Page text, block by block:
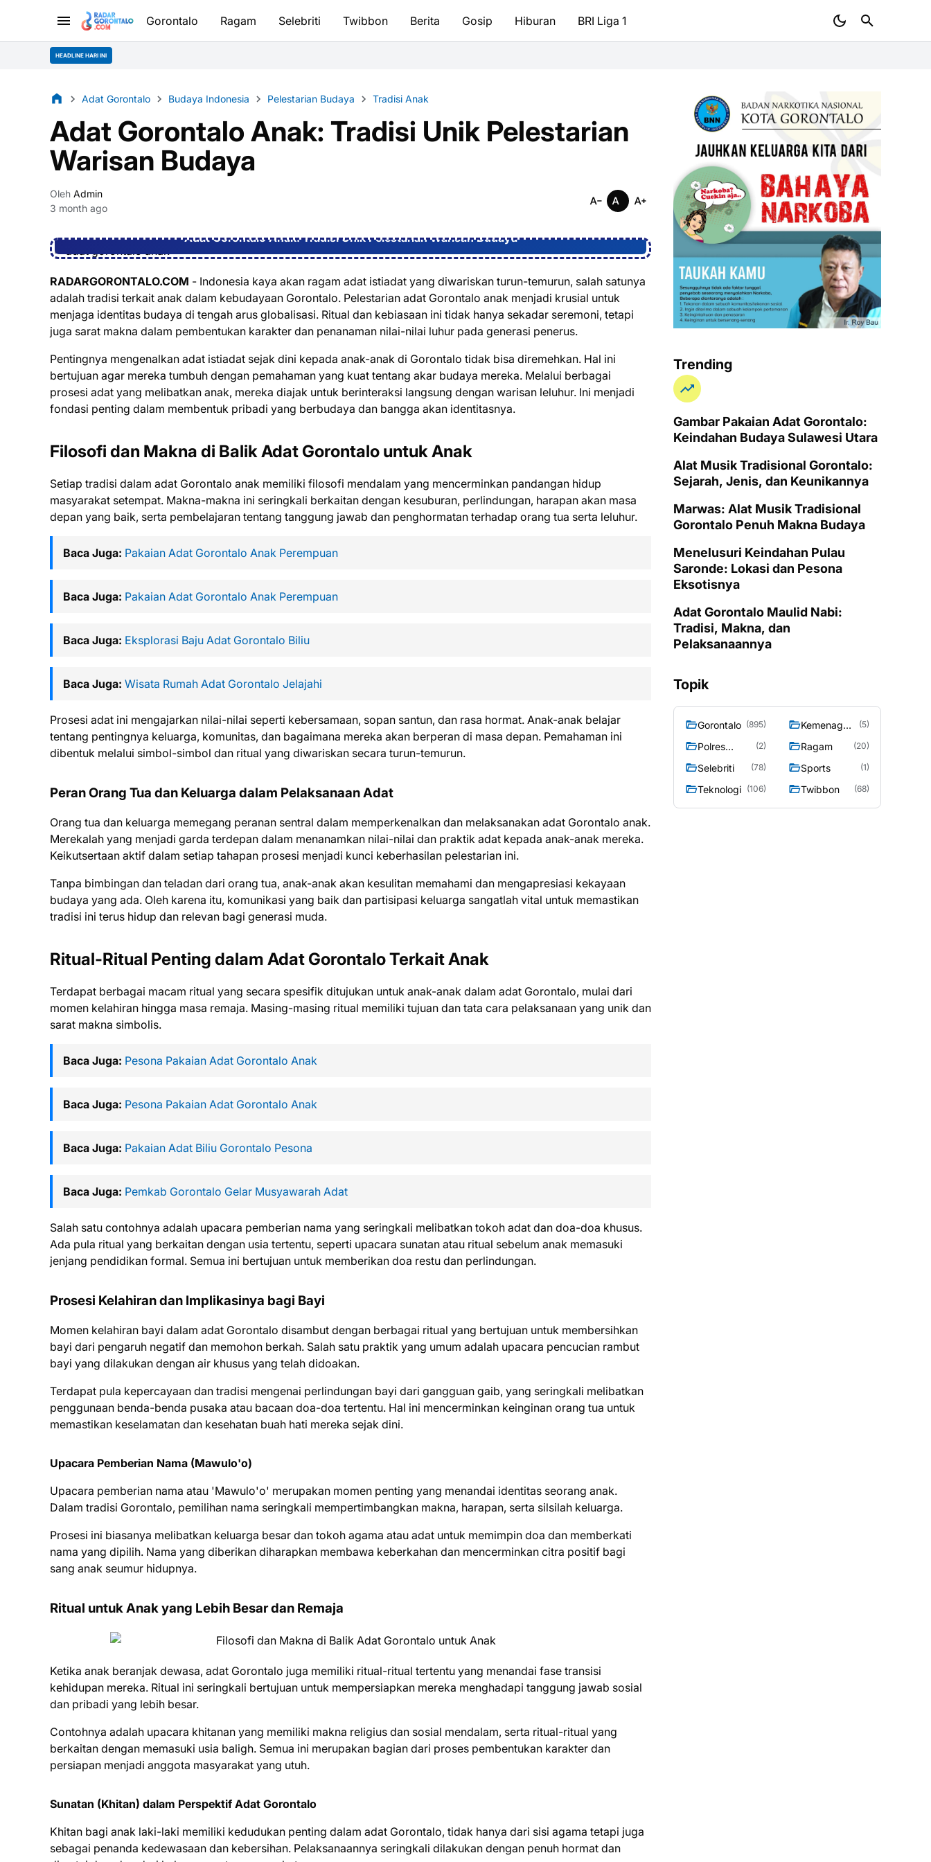
Gorontalo Ragam Selebriti Twibbon Berita Gosip Hiburan BRI Liga 1
HEADLINE HARI INI
Adat Gorontalo Budaya Indonesia Pelestarian Budaya Tradisi Anak
Adat Gorontalo Anak: Tradisi Unik Pelestarian
Warisan Budaya
Oleh Admin
3 month ago
Adat Gorontalo Anak: Tradisi Unik Pelestarian Warisan Budaya
RADARGORONTALO.COM - Indonesia kaya akan ragam adat istiadat yang diwariskan turun-temurun, salah satunya
adalah tradisi terkait anak dalam kebudayaan Gorontalo. Pelestarian adat Gorontalo anak menjadi krusial untuk
menjaga identitas budaya di tengah arus globalisasi. Ritual dan kebiasaan ini tidak hanya sekadar seremoni, tetapi
juga sarat makna dalam pembentukan karakter dan penanaman nilai-nilai luhur pada generasi penerus.
Pentingnya mengenalkan adat istiadat sejak dini kepada anak-anak di Gorontalo tidak bisa diremehkan. Hal ini
bertujuan agar mereka tumbuh dengan pemahaman yang kuat tentang akar budaya mereka. Melalui berbagai
prosesi adat yang melibatkan anak, mereka diajak untuk berinteraksi langsung dengan warisan leluhur. Ini menjadi
fondasi penting dalam membentuk pribadi yang berbudaya dan bangga akan identitasnya.
Filosofi dan Makna di Balik Adat Gorontalo untuk Anak
Setiap tradisi dalam adat Gorontalo anak memiliki filosofi mendalam yang mencerminkan pandangan hidup
masyarakat setempat. Makna-makna ini seringkali berkaitan dengan kesuburan, perlindungan, harapan akan masa
depan yang baik, serta pembelajaran tentang tanggung jawab dan penghormatan terhadap orang tua serta leluhur.
Baca Juga: Pakaian Adat Gorontalo Anak Perempuan
Baca Juga: Pakaian Adat Gorontalo Anak Perempuan
Baca Juga: Eksplorasi Baju Adat Gorontalo Biliu
Baca Juga: Wisata Rumah Adat Gorontalo Jelajahi
Prosesi adat ini mengajarkan nilai-nilai seperti kebersamaan, sopan santun, dan rasa hormat. Anak-anak belajar
tentang pentingnya keluarga, komunitas, dan bagaimana mereka akan berperan di masa depan. Pemahaman ini
dibentuk melalui simbol-simbol dan ritual yang diwariskan secara turun-temurun.
Peran Orang Tua dan Keluarga dalam Pelaksanaan Adat
Orang tua dan keluarga memegang peranan sentral dalam memperkenalkan dan melaksanakan adat Gorontalo anak.
Merekalah yang menjadi garda terdepan dalam menanamkan nilai-nilai dan praktik adat kepada anak-anak mereka.
Keikutsertaan aktif dalam setiap tahapan prosesi menjadi kunci keberhasilan pelestarian ini.
Tanpa bimbingan dan teladan dari orang tua, anak-anak akan kesulitan memahami dan mengapresiasi kekayaan
budaya yang ada. Oleh karena itu, komunikasi yang baik dan partisipasi keluarga sangatlah vital untuk memastikan
tradisi ini terus hidup dan relevan bagi generasi muda.
Ritual-Ritual Penting dalam Adat Gorontalo Terkait Anak
Terdapat berbagai macam ritual yang secara spesifik ditujukan untuk anak-anak dalam adat Gorontalo, mulai dari
momen kelahiran hingga masa remaja. Masing-masing ritual memiliki tujuan dan tata cara pelaksanaan yang unik dan
sarat makna simbolis.
Baca Juga: Pesona Pakaian Adat Gorontalo Anak
Baca Juga: Pesona Pakaian Adat Gorontalo Anak
Baca Juga: Pakaian Adat Biliu Gorontalo Pesona
Baca Juga: Pemkab Gorontalo Gelar Musyawarah Adat
Salah satu contohnya adalah upacara pemberian nama yang seringkali melibatkan tokoh adat dan doa-doa khusus.
Ada pula ritual yang berkaitan dengan usia tertentu, seperti upacara sunatan atau ritual sebelum anak memasuki
jenjang pendidikan formal. Semua ini bertujuan untuk memberikan doa restu dan perlindungan.
Prosesi Kelahiran dan Implikasinya bagi Bayi
Momen kelahiran bayi dalam adat Gorontalo disambut dengan berbagai ritual yang bertujuan untuk membersihkan
bayi dari pengaruh negatif dan memohon berkah. Salah satu praktik yang umum adalah upacara pencucian rambut
bayi yang dilakukan dengan air khusus yang telah didoakan.
Terdapat pula kepercayaan dan tradisi mengenai perlindungan bayi dari gangguan gaib, yang seringkali melibatkan
penggunaan benda-benda pusaka atau bacaan doa-doa tertentu. Hal ini mencerminkan keinginan orang tua untuk
memastikan keselamatan dan kesehatan buah hati mereka sejak dini.
Upacara Pemberian Nama (Mawulo'o)
Upacara pemberian nama atau 'Mawulo'o' merupakan momen penting yang menandai identitas seorang anak.
Dalam tradisi Gorontalo, pemilihan nama seringkali mempertimbangkan makna, harapan, serta silsilah keluarga.
Prosesi ini biasanya melibatkan keluarga besar dan tokoh agama atau adat untuk memimpin doa dan memberkati
nama yang dipilih. Nama yang diberikan diharapkan membawa keberkahan dan mencerminkan citra positif bagi
sang anak seumur hidupnya.
Ritual untuk Anak yang Lebih Besar dan Remaja
Ketika anak beranjak dewasa, adat Gorontalo juga memiliki ritual-ritual tertentu yang menandai fase transisi
kehidupan mereka. Ritual ini seringkali bertujuan untuk mempersiapkan mereka menghadapi tanggung jawab sosial
dan pribadi yang lebih besar.
Contohnya adalah upacara khitanan yang memiliki makna religius dan sosial mendalam, serta ritual-ritual yang
berkaitan dengan memasuki usia baligh. Semua ini merupakan bagian dari proses pembentukan karakter dan
persiapan menjadi anggota masyarakat yang utuh.
Sunatan (Khitan) dalam Perspektif Adat Gorontalo
Khitan bagi anak laki-laki memiliki kedudukan penting dalam adat Gorontalo, tidak hanya dari sisi agama tetapi juga
sebagai penanda kedewasaan dan kebersihan. Pelaksanaannya seringkali dilakukan dengan penuh hormat dan
Trending
Gambar Pakaian Adat Gorontalo:
Keindahan Budaya Sulawesi Utara
Alat Musik Tradisional Gorontalo:
Sejarah, Jenis, dan Keunikannya
Marwas: Alat Musik Tradisional
Gorontalo Penuh Makna Budaya
Menelusuri Keindahan Pulau
Saronde: Lokasi dan Pesona
Eksotisnya
Adat Gorontalo Maulid Nabi:
Tradisi, Makna, dan
Pelaksanaannya
Topik
Gorontalo (895)
Kemenag
(5)
Polres
(2) Ragam (20)
Selebriti (78) Sports (1)
Teknologi (106) Twibbon (68)